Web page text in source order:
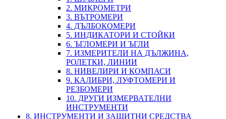
2. МИКРОМЕТРИ
3. ВЪТРОМЕРИ
4. ДЪЛБОКОМЕРИ
5. ИНДИКАТОРИ И СТОЙКИ
6. ЪГЛОМЕРИ И ЪГЛИ
7. ИЗМЕРИТЕЛИ НА ДЪЛЖИНА,
РОЛЕТКИ, ЛИНИИ
8. НИВЕЛИРИ И КОМПАСИ
9. КАЛИБРИ, ЛУФТОМЕРИ И
РЕЗБОМЕРИ
10. ДРУГИ ИЗМЕРВАТЕЛНИ
ИНСТРУМЕНТИ
8. ИНСТРУМЕНТИ И ЗАЩИТНИ СРЕДСТВА